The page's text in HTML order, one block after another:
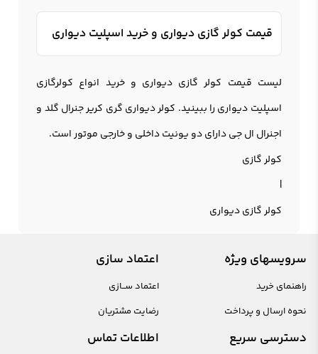
قیمت کولر گازی دیواری و خرید اسپلیت دیواری
لیست قیمت کولر گازی دیواری و خرید انواع کولرگازی
اسپلیت دیواری را ببینید. کولر دیواری گری کریر جنرال گلد و
اجنرال ال جی دارای دو یونیت داخلی و خارجی موتور است.
کولر گازی
|
کولر گازی دیواری
سرویسهای ویژه
راهنمای خرید
نحوه ارسال و پرداخت
اعتماد سازی
اعتماد ســازی
رضایت مشتریان
دسترسی سریع اطلاعات تماس